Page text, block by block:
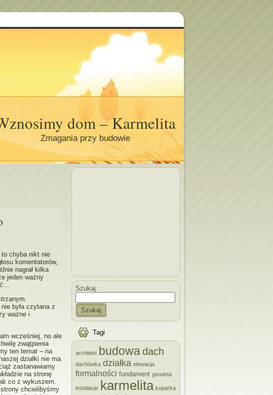
dom – Karmelita
Zmagania przy budowie
to chyba nikt nie
komentatorów,
nagrał kilka
jeden ważny
była czytana z
ważne i
wcześniej, no ale
zwątpienia
ten temat – na
działki nie ma
zastanawiamy
na stronę
co z wykuszem.
chcielibyśmy
Szukaj:
Szukaj
Tagi
architekt budowa dach
dachówka działka elewacja
formalności fundament geodeta
instalacje karmelita koparka